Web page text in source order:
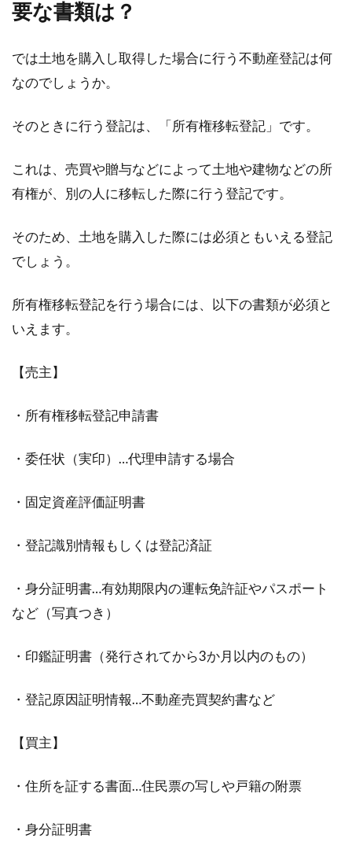
要な書類は？
では土地を購入し取得した場合に行う不動産登記は何
なのでしょうか。
そのときに行う登記は、「所有権移転登記」です。
これは、売買や贈与などによって土地や建物などの所
有権が、別の人に移転した際に行う登記です。
そのため、土地を購入した際には必須ともいえる登記
でしょう。
所有権移転登記を行う場合には、以下の書類が必須と
いえます。
【売主】
・所有権移転登記申請書
・委任状（実印）…代理申請する場合
・固定資産評価証明書
・登記識別情報もしくは登記済証
・身分証明書…有効期限内の運転免許証やパスポート
など（写真つき）
・印鑑証明書（発行されてから3か月以内のもの）
・登記原因証明情報…不動産売買契約書など
【買主】
・住所を証する書面…住民票の写しや戸籍の附票
・身分証明書